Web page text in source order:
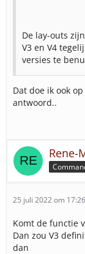
De lay-outs
V3 en V4
versies te
Dat doe ik ook
antwoord..
Rene-
25 juli 2022 om 17:26
Komt de functie
Dan zou V3
dan